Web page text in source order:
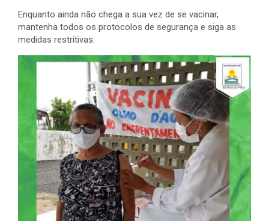
Enquanto ainda não chega a sua vez de se vacinar,
mantenha todos os protocolos de segurança e siga as
medidas restritivas.